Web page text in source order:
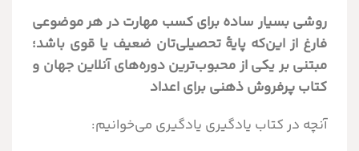
روشی بسیار ساده برای کسب مهارت در هر موضوعی
فارغ از این‌که پایۀ تحصیلی‌تان ضعیف یا قوی باشد؛
مبتنی بر یکی از محبوب‌ترین دوره‌های آنلاین جهان و
کتاب پرفروش ذهنی برای اعداد
آنچه در کتاب یادگیری یادگیری می‌خوانیم: